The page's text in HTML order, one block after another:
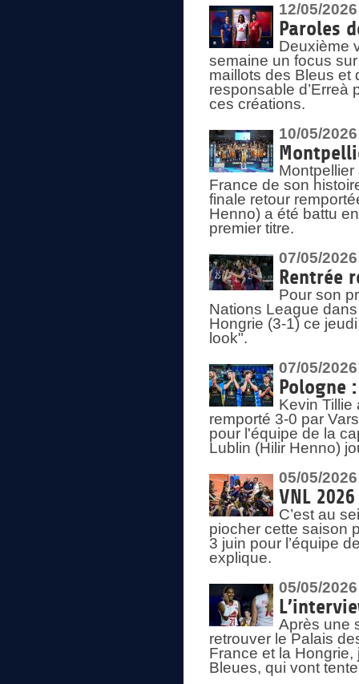
12/05/2026
Paroles
Deuxième
semaine un focus
maillots des Bleus et
responsable d’Erreà
ces créations.
10/05/2026
France de son
finale retour
Henno) a été battu
premier titre.
07/05/2026
Rentrée
Pour son
Nations League
Hongrie (3-1) ce
look".
07/05/2026
Pologne
Kevin Tillie
remporté 3-0 par
pour l'équipe de la
Lublin (Hilir Henno)
05/05/2026
VNL
C’est au
piocher cette saison
3 juin pour l’équipe
explique.
05/05/2026
Après une
retrouver le Palais
France et la Hongrie,
Bleues, qui vont